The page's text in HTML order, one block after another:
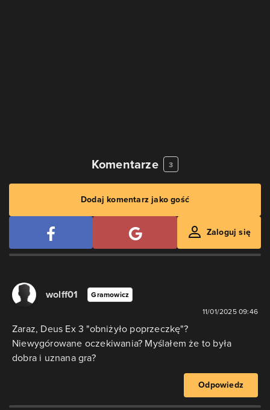
Komentarze 3
Dodaj komentarz jako gość
Zaloguj się
wolff01 Gramowicz
11/01/2025 09:46
Zaraz, Deus Ex 3 "obniżyło poprzeczkę"?
Niewygórowane oczekiwania? Myślałem że to była
dobra i uznana gra?
Odpowiedz